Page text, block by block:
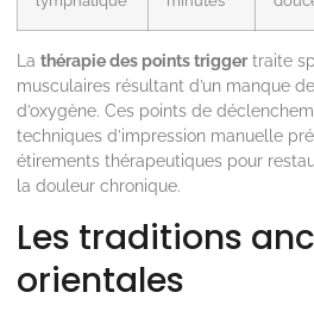
La thérapie des points triggertraite
musculaires résultant d’un manque
d’oxygène. Ces points de
techniques d’impression manuelle
étirements thérapeutiques pour
la douleur chronique.
Les traditions
orientales